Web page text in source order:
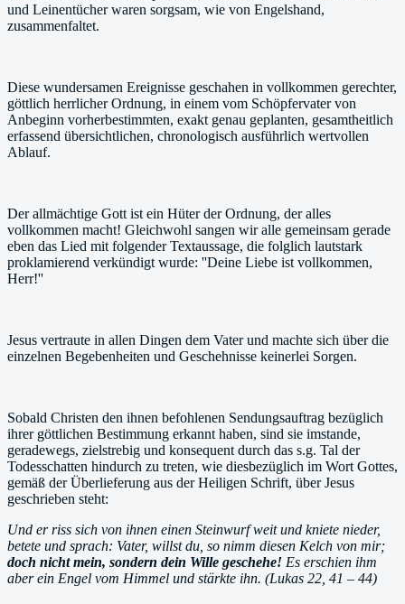
und Leinentücher waren sorgsam, wie von Engelshand,
zusammenfaltet.
Diese wundersamen Ereignisse geschahen in vollkommen gerechter,
göttlich herrlicher Ordnung, in einem vom Schöpfervater von
Anbeginn vorherbestimmten, exakt genau geplanten, gesamtheitlich
erfassend übersichtlichen, chronologisch ausführlich wertvollen
Ablauf.
Der allmächtige Gott ist ein Hüter der Ordnung, der alles
vollkommen macht! Gleichwohl sangen wir alle gemeinsam gerade
eben das Lied mit folgender Textaussage, die folglich lautstark
proklamierend verkündigt wurde: ''Deine Liebe ist vollkommen,
Herr!''
Jesus vertraute in allen Dingen dem Vater und machte sich über die
einzelnen Begebenheiten und Geschehnisse keinerlei Sorgen.
Sobald Christen den ihnen befohlenen Sendungsauftrag bezüglich
ihrer göttlichen Bestimmung erkannt haben, sind sie imstande,
geradewegs, zielstrebig und konsequent durch das s.g. Tal der
Todesschatten hindurch zu treten, wie diesbezüglich im Wort Gottes,
gemäß der Überlieferung aus der Heiligen Schrift, über Jesus
geschrieben steht:
Und er riss sich von ihnen einen Steinwurf weit und kniete nieder,
betete und sprach: Vater, willst du, so nimm diesen Kelch von mir;
doch nicht mein, sondern dein Wille geschehe! Es erschien ihm
aber ein Engel vom Himmel und stärkte ihn. (Lukas 22, 41 – 44)